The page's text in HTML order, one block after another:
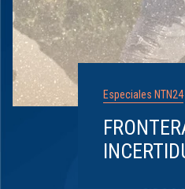
Especiales NTN24